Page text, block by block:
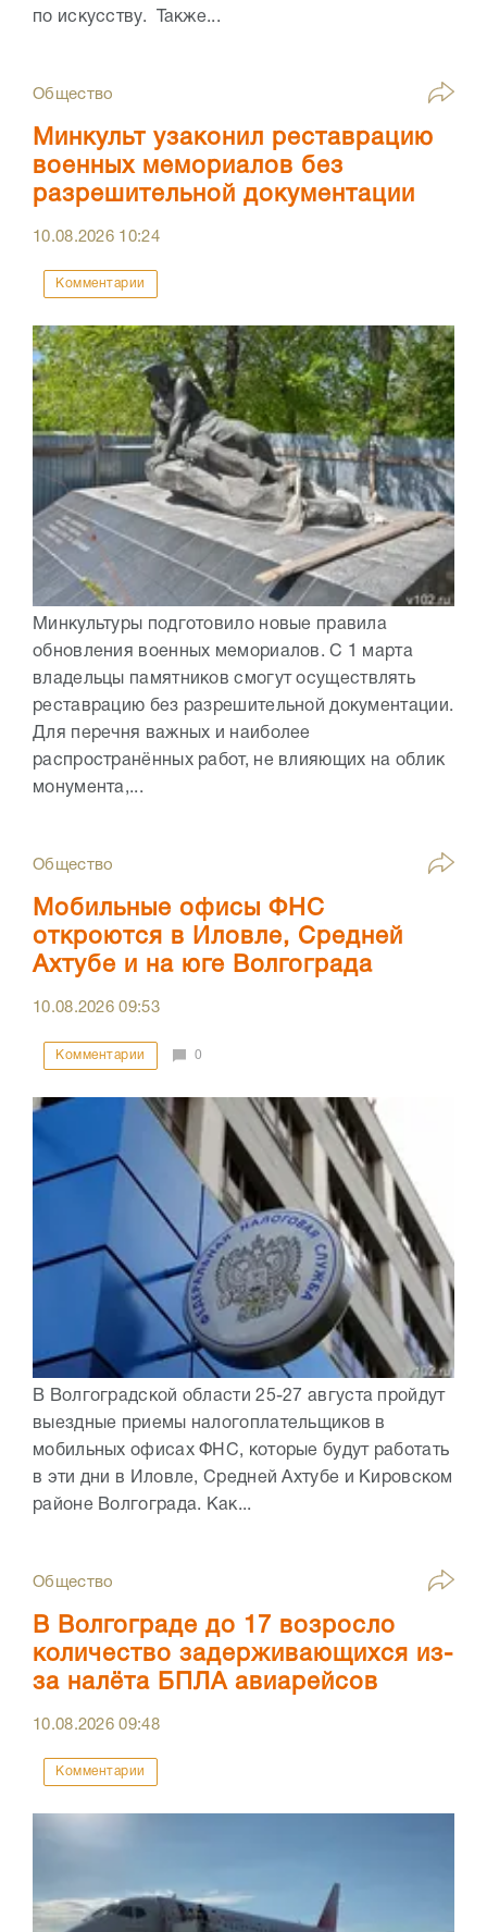
по искусству. Также...
Общество
Минкульт узаконил реставрацию
военных мемориалов без
разрешительной документации
10.08.2026 10:24
Комментарии
Минкультуры подготовило новые правила
обновления военных мемориалов. С 1 марта
владельцы памятников смогут осуществлять
реставрацию без разрешительной документации.
Для перечня важных и наиболее
распространённых работ, не влияющих на облик
монумента,...
Общество
Мобильные офисы ФНС
откроются в Иловле, Средней
Ахтубе и на юге Волгограда
10.08.202609:53
Комментарии 0
В Волгоградской области 25-27 августа пройдут
выездные приемы налогоплательщиков в
мобильных офисах ФНС, которые будут работать
в эти дни в Иловле, Средней Ахтубе и Кировском
районе Волгограда. Как...
Общество
В Волгограде до 17 возросло
количество задерживающихся из-
за налёта БПЛА авиарейсов
10.08.202609:48
Комментарии